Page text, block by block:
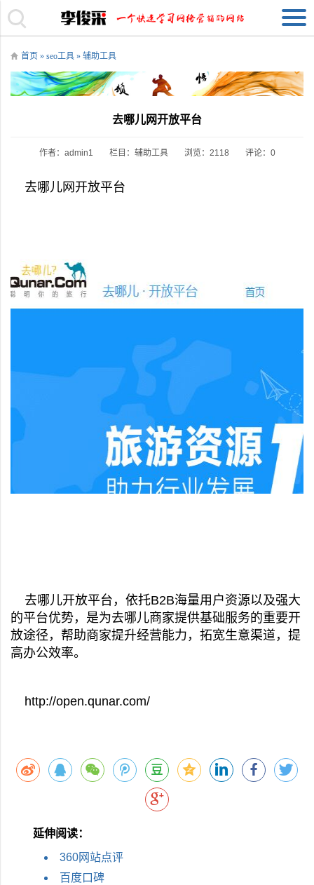
首页 » seo工具 » 辅助工具
去哪儿网开放平台
作者：admin1 栏目： 辅助工具 浏览：2118 评论：0
去哪儿网开放平台
去哪儿开放平台，依托B2B海量用户资源以及强大
的平台优势，是为去哪儿商家提供基础服务的重要开
放途径，帮助商家提升经营能力，拓宽生意渠道，提
高办公效率。
http://open.qunar.com/
延伸阅读：
360网站点评
百度口碑